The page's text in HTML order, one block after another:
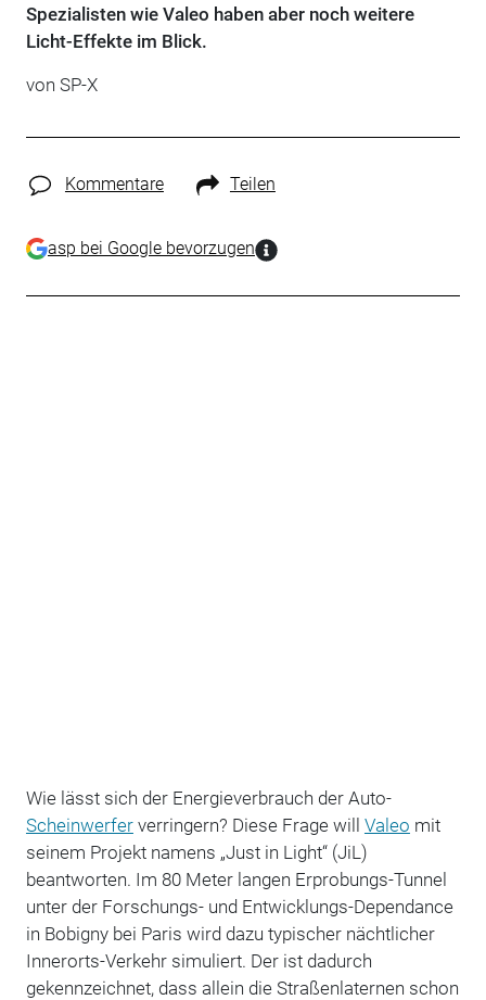
Spezialisten wie Valeo haben aber noch weitere
Licht-Effekte im Blick.
von SP-X
Kommentare Teilen
asp bei Google bevorzugen
Wie lässt sich der Energieverbrauch der Auto-
Scheinwerferverringern? Diese Frage will Valeo mit
seinem Projekt namens „Just in Light“ (JiL)
beantworten. Im 80 Meter langen Erprobungs-Tunnel
unter der Forschungs- und Entwicklungs-Dependance
in Bobigny bei Paris wird dazu typischer nächtlicher
Innerorts-Verkehr simuliert. Der ist dadurch
gekennzeichnet, dass allein die Straßenlaternen schon